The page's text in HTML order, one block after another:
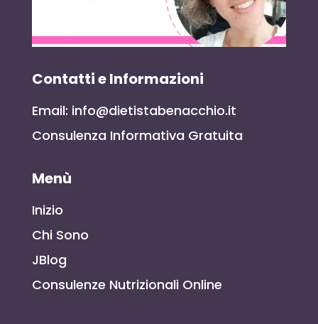
Contatti e Informazioni
Email: info@dietistabenacchio.it
Consulenza Informativa Gratuita
Menù
Inizio
Chi Sono
JBlog
Consulenze Nutrizionali Online